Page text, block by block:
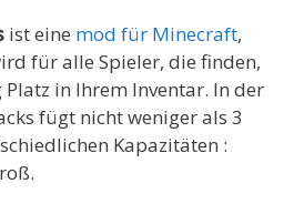
ist eine mod für Minecraft,
für alle Spieler, die finden,
Platz in Ihrem Inventar. In der
fügt nicht weniger als 3
Kapazitäten :